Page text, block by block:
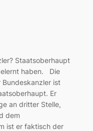
Staatsoberhaupt
haben. Die
Bundeskanzler ist
Er
an dritter Stelle,
dem
ist er faktisch der